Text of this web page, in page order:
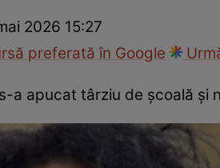
2026 15:27
preferată în Google
a apucat târziu de școală și